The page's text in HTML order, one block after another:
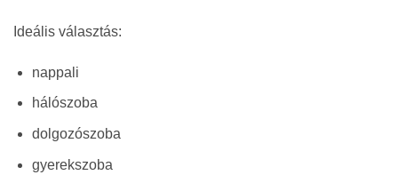
Ideális választás:
nappali
hálószoba
dolgozószoba
gyerekszoba